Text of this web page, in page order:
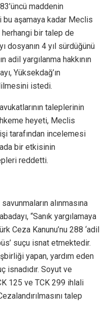
maddenin
bu aşamaya kadar Meclis
herhangi bir talep de
dosyanın 4 yıl sürdüğünü
adil yargılanma hakkının
Yüksekdağ’ın
istedi.
taleplerinin
heyeti, Meclis
tarafından incelemesi
bir etkisinin
reddetti.
alınmasına
“Sanık yargılamaya
Ceza Kanunu’nu 288 ‘adil
suçu isnat etmektedir.
yapan, yardım eden
isnadıdır. Soyut ve
125 ve TCK 299 ihlali
talep